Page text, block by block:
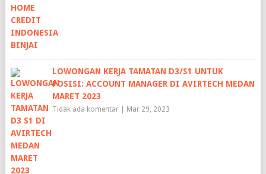
LOWONGAN KERJA TAMATAN D3/S1 UNTUK
POSISI: ACCOUNT MANAGER DI AVIRTECH MEDAN
MARET 2023
Tidak ada komentar| Mar 29, 2023